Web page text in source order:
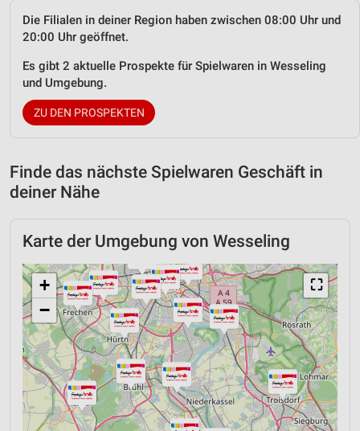
Die Filialen in deiner Region haben zwischen 08:00 Uhr und
20:00 Uhr geöffnet.
Es gibt 2 aktuelle Prospekte für Spielwaren in Wesseling
und Umgebung.
ZU DEN PROSPEKTEN
Finde das nächste Spielwaren Geschäft in
deiner Nähe
Karte der Umgebung von Wesseling
⛶
+
−